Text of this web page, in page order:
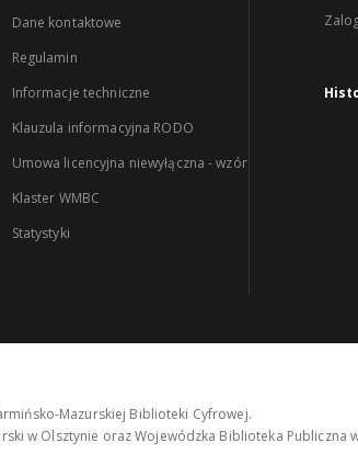
Dane kontaktowe
Regulamin
Informacje techniczne
Klauzula informacyjna RODO
Umowa licencyjna niewyłączna - wzór
Klaster WMBC
Statystyki
Mazurskiej Biblioteki Cyfrowej.
w Olsztynie oraz Wojewódzka Biblioteka Publiczna